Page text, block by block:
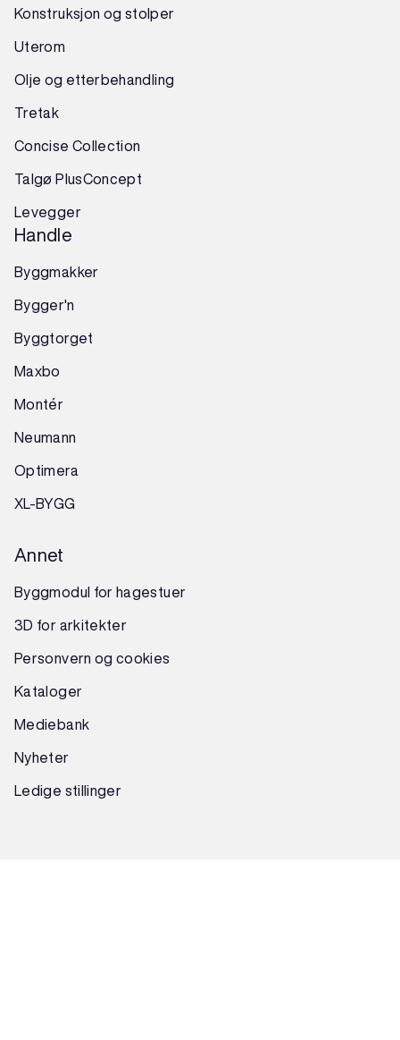
Konstruksjon og stolper
Uterom
Olje og etterbehandling
Tretak
Concise Collection
Talgø PlusConcept
Levegger
Handle
Byggmakker
Bygger'n
Byggtorget
Maxbo
Montér
Neumann
Optimera
XL-BYGG
Annet
Byggmodul for hagestuer
3D for arkitekter
Personvern og cookies
Kataloger
Mediebank
Nyheter
Ledige stillinger